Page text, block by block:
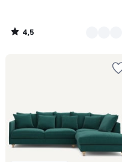
4,5
/